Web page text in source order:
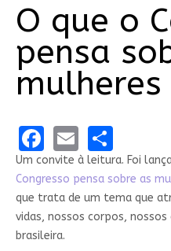
O que o
pensa
mulheres
Facebook
EmailShare
Um convite à leitura. Foi
Congresso pensa sobre as
que trata de um tema que
vidas, nossos corpos,
brasileira.